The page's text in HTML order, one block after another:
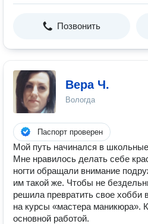
Позвонить
Вера Ч.
Вологда
Паспорт проверен
Мой путь начинался в
Мне нравилось делать себе
ногти обращали внимание
им такой же. Чтобы не
решила превратить свое хобби
на курсы «мастера маникюра».
основной работой.